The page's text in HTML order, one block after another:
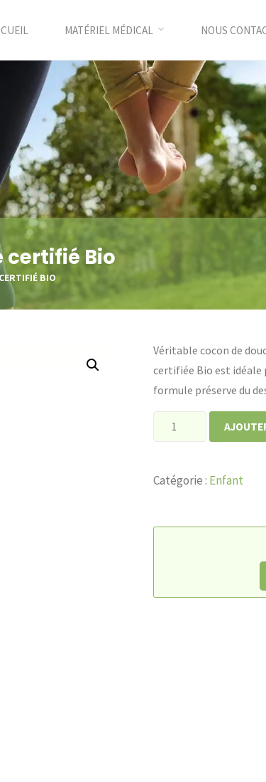
MATÉRIEL MÉDICAL NOUS
certifié Bio
BIO
Véritable cocon de
certifiée Bio est idéale
formule préserve du
quantité
Cream
bébé
Catégorie : Enfant